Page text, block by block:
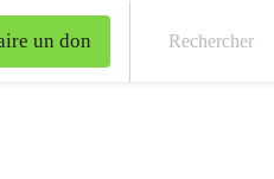
un don